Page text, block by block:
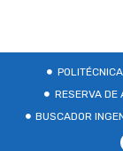
RESERVA DE
BUSCADOR